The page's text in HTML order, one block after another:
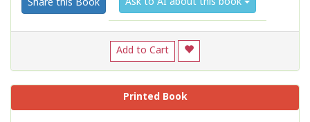
Share this Book Ask to AI about this book
Add to Cart
Printed Book